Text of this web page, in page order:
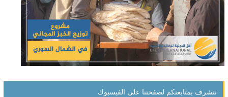
نتشرف بمتابعتكم لصفحتنا على الفيسبوك